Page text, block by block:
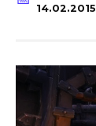
14.02.2015